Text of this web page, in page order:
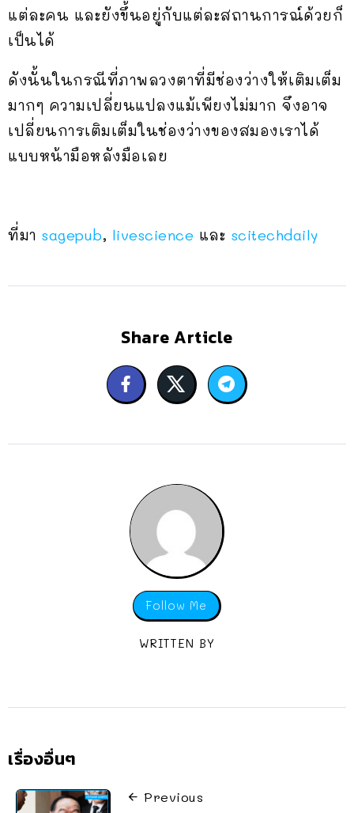
แต่ละคน และยังขึ้นอยู่กับแต่ละสถานการณ์ด้วยก็
เป็นได้
ดังนั้นในกรณีที่ภาพลวงตาที่มีช่องว่างให้เติมเต็ม
มากๆ ความเปลี่ยนแปลงแม้เพียงไม่มาก จึงอาจ
เปลี่ยนการเติมเต็มในช่องว่างของสมองเราได้
แบบหน้ามือหลังมือเลย
ที่มา sagepub, livescience และ scitechdaily
Share Article
Follow Me
WRITTEN BY
เรื่องอื่นๆ
Previous